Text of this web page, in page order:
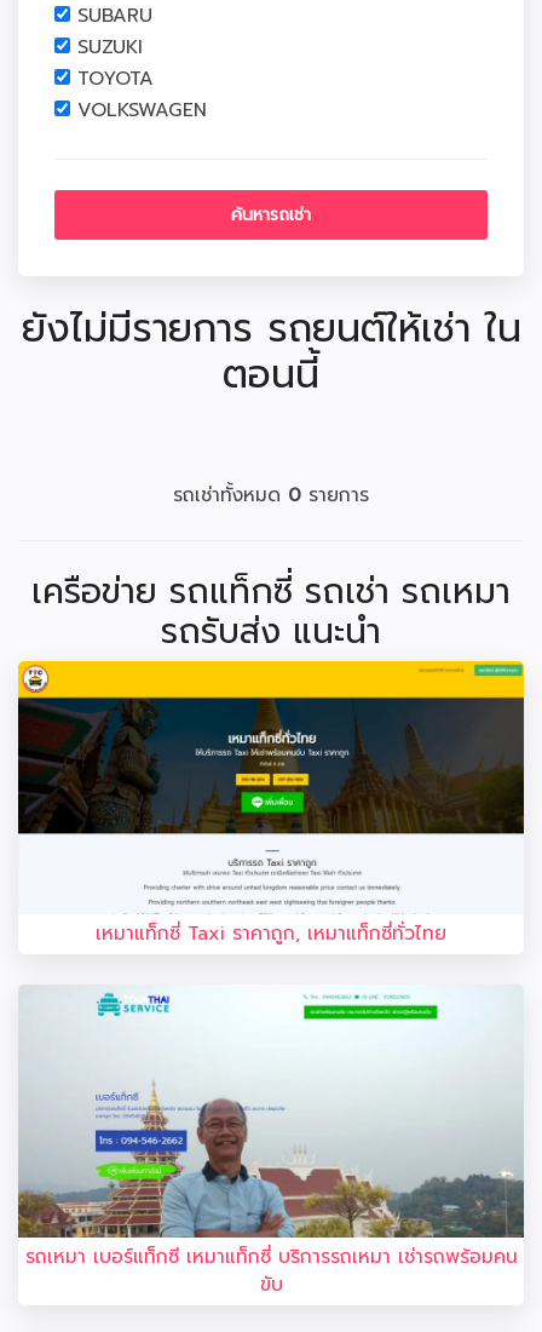
SUBARU
SUZUKI
TOYOTA
VOLKSWAGEN
ยังไม่มีรายการ รถยนต์ให้เช่า ใน
ตอนนี้
รถเช่าทั้งหมด 0 รายการ
เครือข่าย รถแท็กซี่ รถเช่า รถเหมา
รถรับส่ง แนะนำ
เหมาแท็กซี่ Taxi ราคาถูก, เหมาแท็กซี่ทั่วไทย
รถเหมา เบอร์แท็กซี เหมาแท็กซี่ บริการรถเหมา เช่ารถพร้อมคน
ขับ